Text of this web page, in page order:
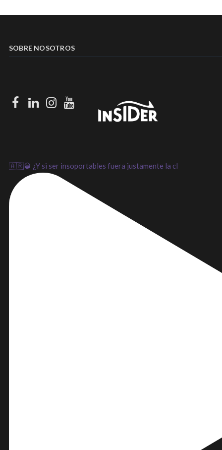
SOBRE NOSOTROS
Facebook
LinkedIn
Instagram
Youtube
🇦🇷🥃 ¿Y si ser insoportables fuera justamente la cl